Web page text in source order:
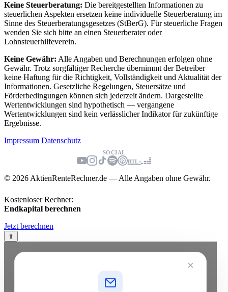
Keine Steuerberatung: Die bereitgestellten Informationen zu
steuerlichen Aspekten ersetzen keine individuelle Steuerberatung im
Sinne des Steuerberatungsgesetzes (StBerG). Für steuerliche Fragen
wenden Sie sich bitte an einen Steuerberater oder
Lohnsteuerhilfeverein.
Keine Gewähr: Alle Angaben und Berechnungen erfolgen ohne
Gewähr. Trotz sorgfältiger Recherche übernimmt der Betreiber
keine Haftung für die Richtigkeit, Vollständigkeit und Aktualität der
Informationen. Gesetzliche Regelungen, Steuersätze und
Förderbedingungen können sich jederzeit ändern. Dargestellte
Wertentwicklungen sind hypothetisch — vergangene
Wertentwicklungen sind kein verlässlicher Indikator für zukünftige
Ergebnisse.
Impressum Datenschutz
SOCIAL
RTL+
© 2026 AktienRenteRechner.de — Alle Angaben ohne Gewähr.
Kostenloser Rechner:
Endkapital berechnen
Jetzt berechnen
⇧
×